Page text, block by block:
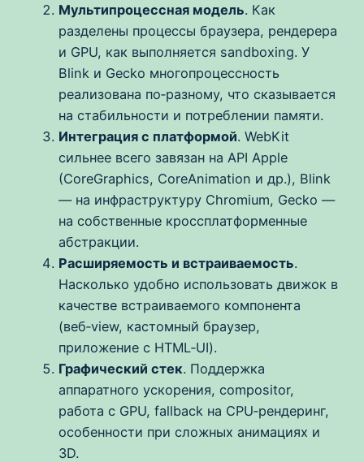
Мультипроцессная модель. Как
разделены процессы браузера, рендерера
и GPU, как выполняется sandboxing. У
Blink и Gecko многопроцессность
реализована по‑разному, что сказывается
на стабильности и потреблении памяти.
Интеграция с платформой. WebKit
сильнее всего завязан на API Apple
(CoreGraphics, CoreAnimation и др.), Blink
— на инфраструктуру Chromium, Gecko —
на собственные кроссплатформенные
абстракции.
Расширяемость и встраиваемость.
Насколько удобно использовать движок в
качестве встраиваемого компонента
(веб‑view, кастомный браузер,
приложение с HTML‑UI).
Графический стек. Поддержка
аппаратного ускорения, compositor,
работа с GPU, fallback на CPU‑рендеринг,
особенности при сложных анимациях и
3D.